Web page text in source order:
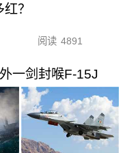
？
阅读 4891
一剑封喉F-15J